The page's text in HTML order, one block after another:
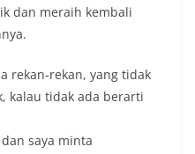
dan meraih kembali
rekan-rekan, yang tidak
kalau tidak ada berarti
saya minta